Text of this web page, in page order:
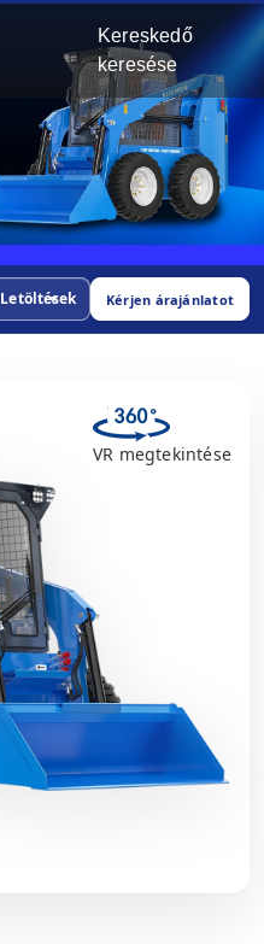
Kereskedő
keresése
Letöltések Kérjen árajánlatot
VR megtekintése